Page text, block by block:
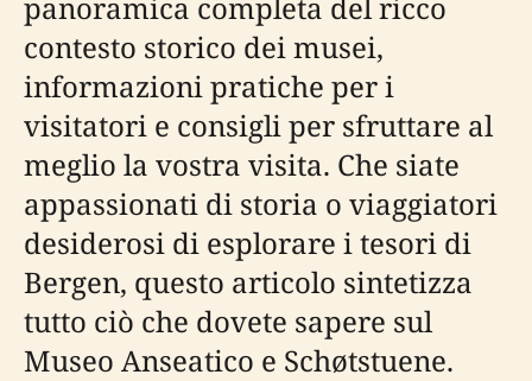
contesto storico dei musei,
informazioni pratiche per i
visitatori e consigli per sfruttare al
meglio la vostra visita. Che siate
appassionati di storia o viaggiatori
desiderosi di esplorare i tesori di
Bergen, questo articolo sintetizza
tutto ciò che dovete sapere sul
Museo Anseatico e Schøtstuene.